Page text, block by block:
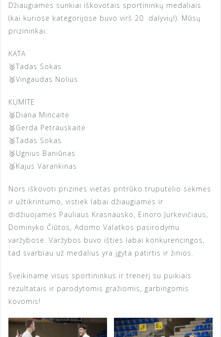
Džiaugiamės sunkiai iškovotais sportininkų medaliais
(kai kuriose kategorijose buvo virš 20 dalyvių!). Mūsų
prizininkai:
KATA
🥉Tadas Sokas
🥉Vingaudas Nolius
KUMITE
🥈Diana Mincaitė
🥈Gerda Petrauskaitė
🥉Tadas Sokas
🥉Ugnius Baniūnas
🥉Kajus Varankinas
Nors iškovoti prizines vietas pritrūko truputėlio sėkmės
ir užtikrintumo, vistiek labai džiaugiamės ir
didžiuojamės Pauliaus Krasnausko, Einoro Jurkevičiaus,
Dominyko Čiūtos, Adomo Valatkos pasirodymu
varžybose. Varžybos buvo išties labai konkurencingos,
tad svarbiau už medalius yra įgyta patirtis ir žinios.
Sveikiname visus sportininkus ir trenerį su puikiais
rezultatais ir parodytomis gražiomis, garbingomis
kovomis!